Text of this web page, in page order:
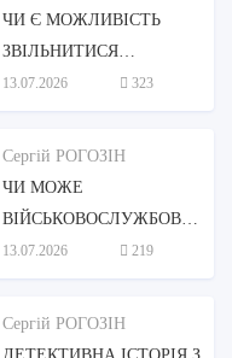
ЧИ Є МОЖЛИВІСТЬ
ЗВІЛЬНИТИСЯ
ВІЙСЬКОВОСЛУЖБОВЦЮ
В ЗВ'ЯЗКУ З СТОРОННІМ
ДОГЛЯДОМ МАТЕРІ?
13.07.2026 323
Сергій РОГОЗІН
ЧИ МОЖЕ
ВІЙСЬКОВОСЛУЖБОВЕЦЬ
ЗВІЛЬНИТИСЯ ЗІ
СЛУЖБИ, ЯКЩО
ДРУЖИНА ПОТРЕБУЄ
ПОСТІЙНОГО
13.07.2026 219
Сергій РОГОЗІН